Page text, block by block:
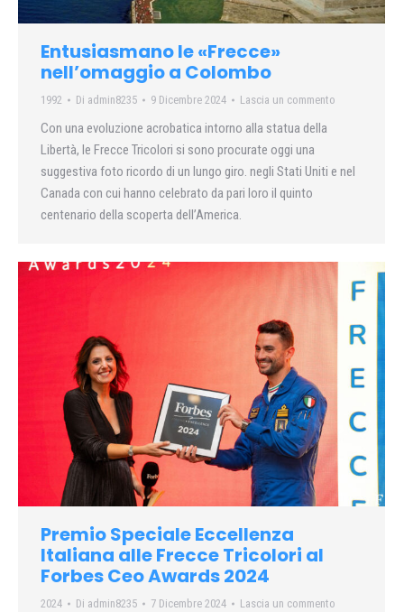
Entusiasmano le «Frecce»
nell’omaggio a Colombo
1992 Di admin8235 9 Dicembre 2024 Lascia un commento
Con una evoluzione acrobatica intorno alla statua della
Libertà, le Frecce Tricolori si sono procurate oggi una
suggestiva foto ricordo di un lungo giro. negli Stati Uniti e nel
Canada con cui hanno celebrato da pari loro il quinto
centenario della scoperta dell’America.
Premio Speciale Eccellenza
Italiana alle Frecce Tricolori al
Forbes Ceo Awards 2024
2024 Di admin8235 7 Dicembre 2024 Lascia un commento